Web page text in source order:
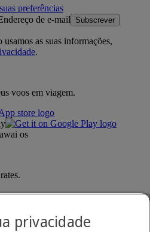
preferências
de e-mail
Subscrever
as suas informações,
.
voos em viagem.
os
privacidade